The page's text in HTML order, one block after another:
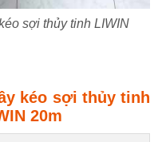
sợi thủy tinh LIWIN
kéo sợi thủy tinh
20m